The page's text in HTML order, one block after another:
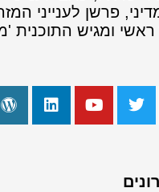
פרשן לענייני
ראשי ומגיש התוכנית